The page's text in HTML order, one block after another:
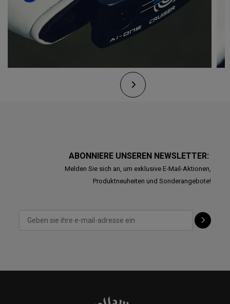
ABONNIERE UNSEREN NEWSLETTER:
Melden Sie sich an, um exklusive E-Mail-Aktionen,
Produktneuheiten und Sonderangebote!